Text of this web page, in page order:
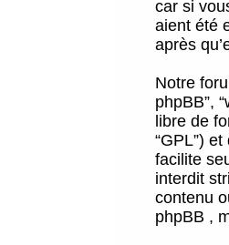
car si
aient été
après
Notre
phpBB”,
libre de
“GPL”)
facilite
interdit
contenu
phpBB ,